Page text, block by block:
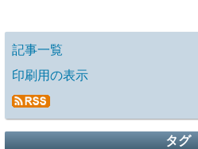
記事一覧
印刷用の表示
タグ